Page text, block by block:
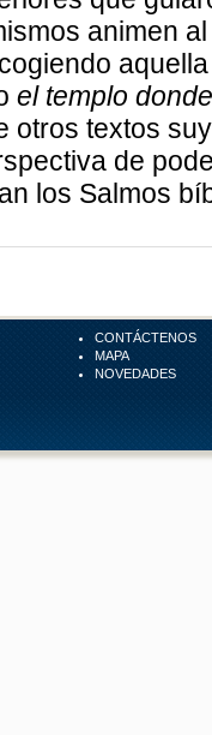
animen
el templo
otros textos
de
los Salmos
CONTÁCTENOS
MAPA
NOVEDADES